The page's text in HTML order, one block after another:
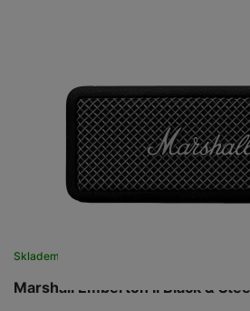
Marshall Emberton II Black &
Skladem